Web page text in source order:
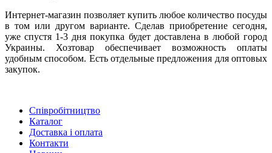
Интернет-магазин позволяет купить любое количество посуды
в том или другом варианте. Сделав приобретение сегодня,
уже спустя 1-3 дня покупка будет доставлена в любой город
Украины. Хозтовар обеспечивает возможность оплаты
удобным способом. Есть отдельные предложения для оптовых
закупок.
Співробітництво
Каталог
Доставка і оплата
Контакти